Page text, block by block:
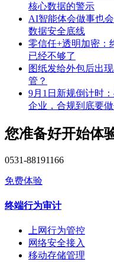
核心数据的警示
AI智能体会做事也
数据安全底线
零信任+透明加密：
已经不够了
图纸发给外包后出
管？
9月1日新规倒计时
企业，合规到底要做
您准备好开始体
0531-88191166
免费体验
终端行为审计
上网行为管控
网络安全接入
移动存储管理